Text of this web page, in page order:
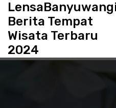
o
LensaBanyuwangi
Berita Tempat
Wisata Terbaru
2024